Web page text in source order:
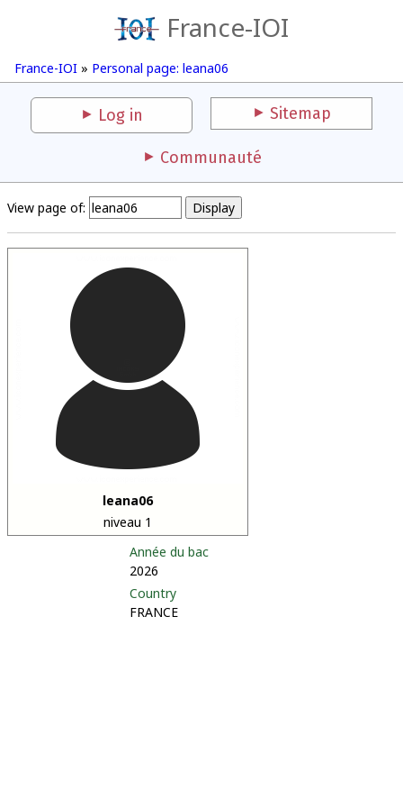
France-IOI
France-IOI » Personal page: leana06
Log in Sitemap
Communauté
View page of:
leana06
niveau 1
Année du bac
2026
Country
FRANCE